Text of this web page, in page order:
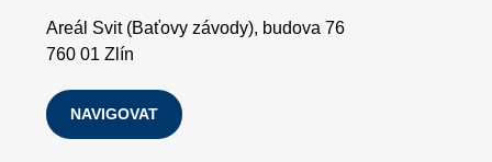
Areál Svit (Baťovy závody), budova 76
760 01 Zlín
NAVIGOVAT